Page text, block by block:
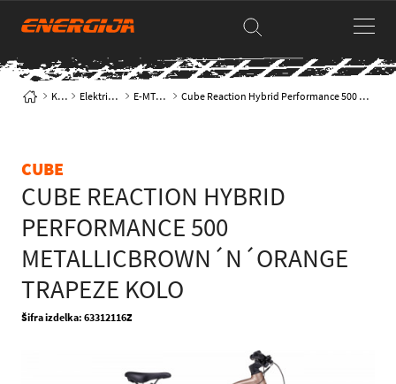
Kolesa Električna kolesa E-MTB hardtail Cube Reaction Hybrid Performance 500 metallicbrown´n´orange Trapeze kolo
CUBE
CUBE REACTION HYBRID
PERFORMANCE 500
METALLICBROWN´N´ORANGE
TRAPEZE KOLO
Šifra izdelka: 63312116Z